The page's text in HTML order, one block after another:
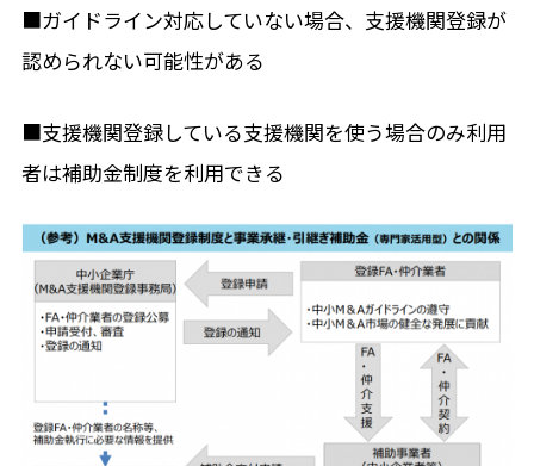
■ガイドライン対応していない場合、支援機関登録が
認められない可能性がある
■支援機関登録している支援機関を使う場合のみ利用
者は補助金制度を利用できる